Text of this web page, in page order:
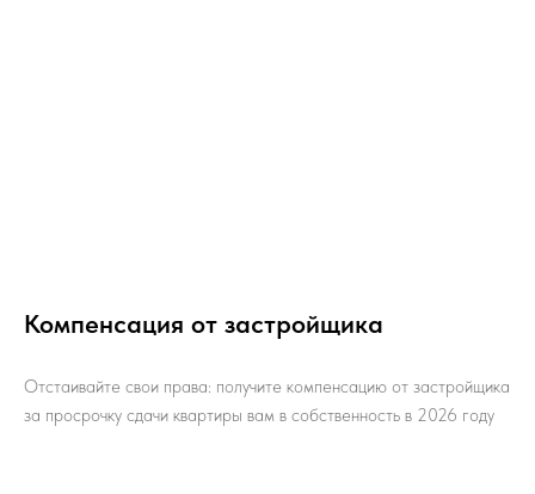
Компенсация от застройщика
Отстаивайте свои права: получите компенсацию от застройщика
за просрочку сдачи квартиры вам в собственность в 2026 году